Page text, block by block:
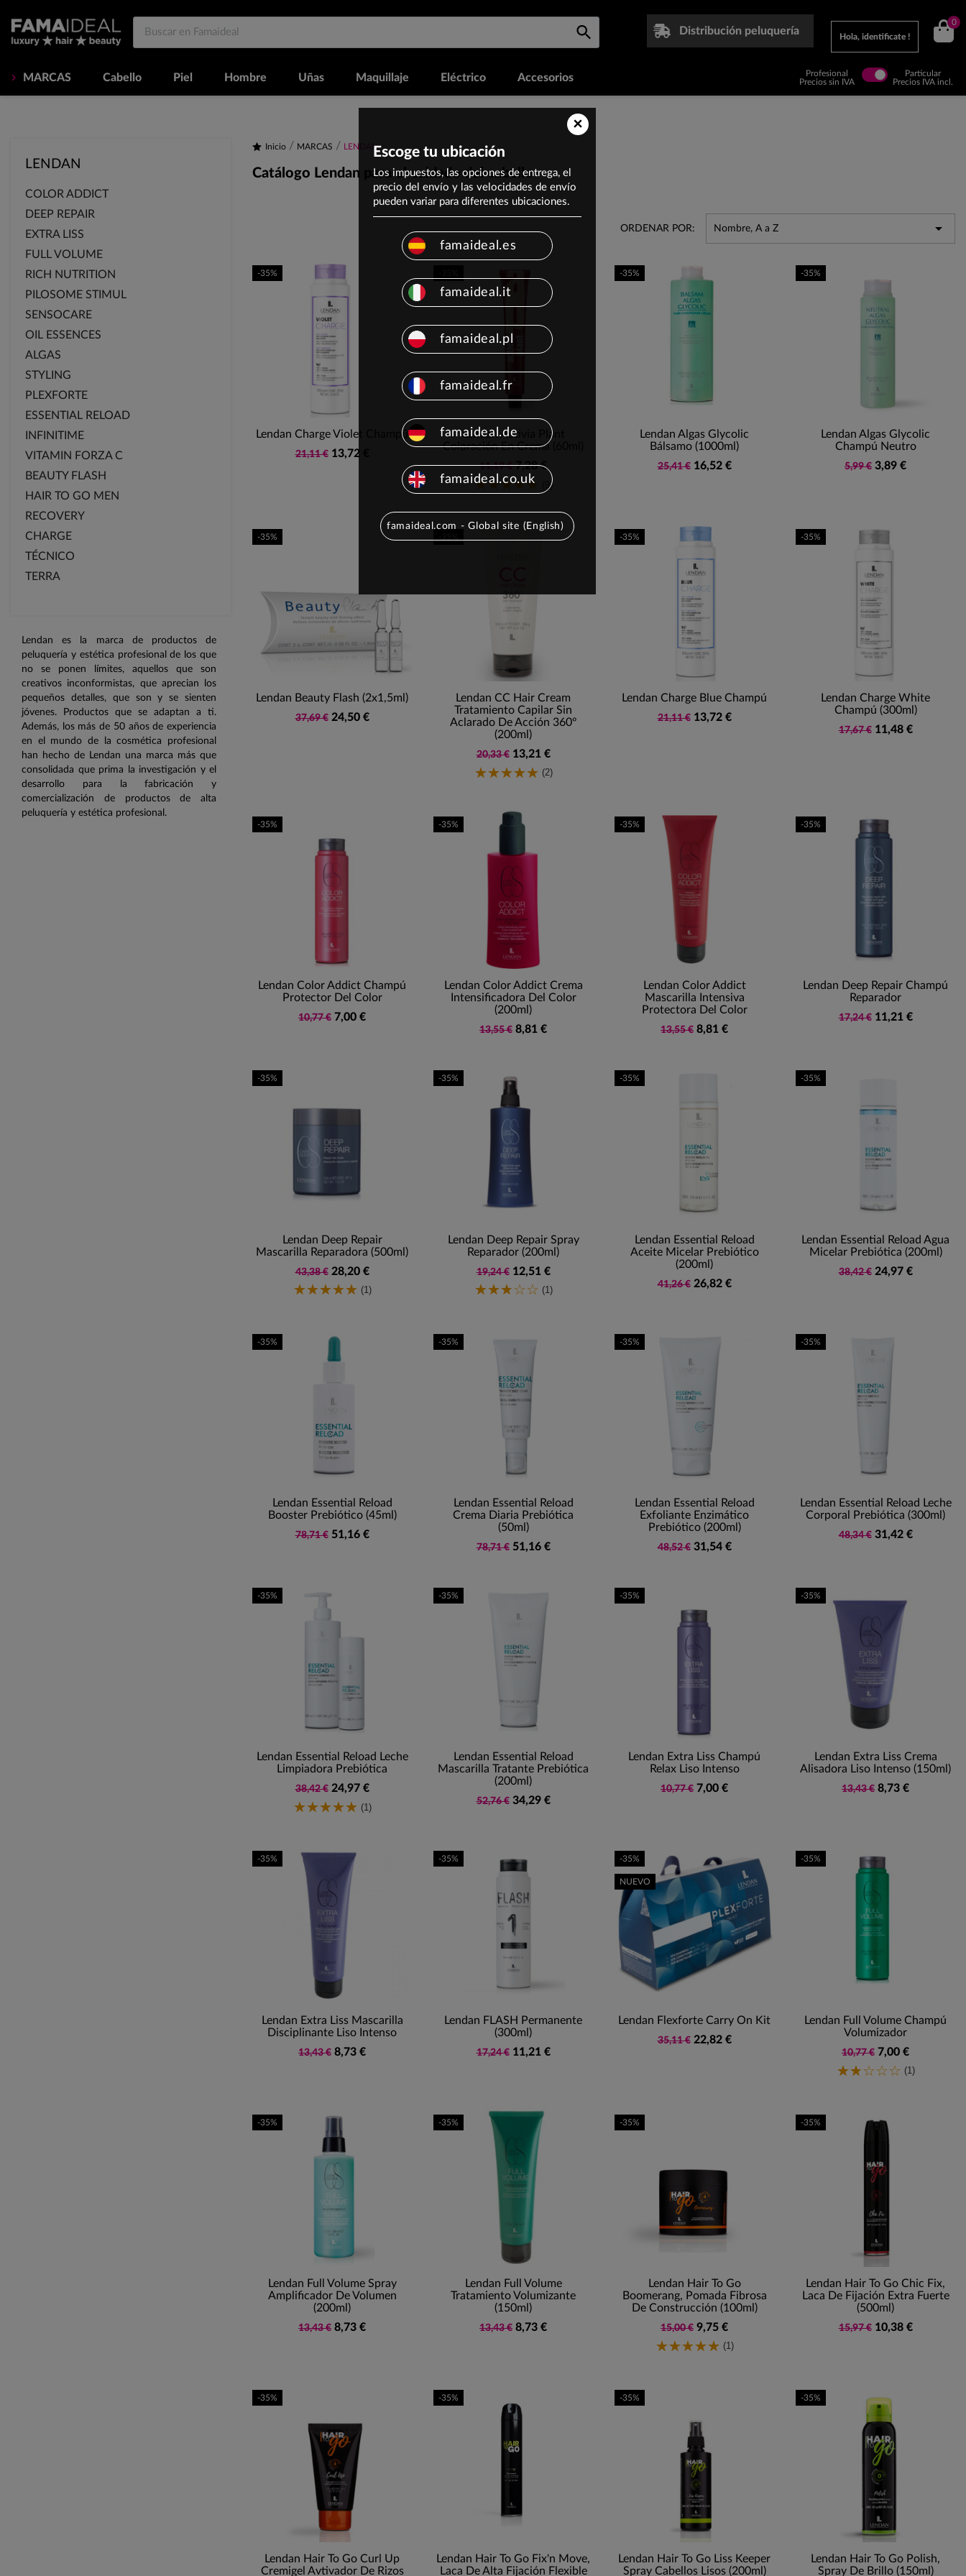
Distribución peluquería
Hola, identificate !
0
MARCAS Cabello Piel Hombre Uñas Maquillaje Eléctrico Accesorios
Profesional
Precios sin IVA
Particular
Precios IVA incl.
LENDAN
COLOR ADDICT
DEEP REPAIR
EXTRA LISS
FULL VOLUME
RICH NUTRITION
PILOSOME STIMUL
SENSOCARE
OIL ESSENCES
ALGAS
STYLING
PLEXFORTE
ESSENTIAL RELOAD
INFINITIME
VITAMIN FORZA C
BEAUTY FLASH
HAIR TO GO MEN
RECOVERY
CHARGE
TÉCNICO
TERRA
Lendan es la marca de productos de
peluquería y estética profesional de los que
no se ponen límites, aquellos que son
creativos inconformistas, que aprecian los
pequeños detalles, que son y se sienten
jóvenes. Productos que se adaptan a ti.
Además, los más de 50 años de experiencia
en el mundo de la cosmética profesional
han hecho de Lendan una marca más que
consolidada que prima la investigación y el
desarrollo para la fabricación y
comercialización de productos de alta
peluquería y estética profesional.
Inicio MARCAS LENDAN
Catálogo Lendan para el cuidado del cabello
ORDENAR POR: Nombre, A a Z 
Lendan Charge Violet Champú
21,11 € 13,72 €
-35%
Lendan Activia Plant
Coloración En Crema (60ml)
11,19 € 7,28 €
(9)
Lendan Algas Glycolic
Bálsamo (1000ml)
25,41 € 16,52 €
-35%
Lendan Algas Glycolic
Champú Neutro
5,99 € 3,89 €
-35%
Lendan Beauty Flash (2x1,5ml)
37,69 € 24,50 €
-35%
Lendan CC Hair Cream
Tratamiento Capilar Sin
Aclarado De Acción 360º
(200ml)
20,33 € 13,21 €
(2)
Lendan Charge Blue Champú
21,11 € 13,72 €
-35%
Lendan Charge White
Champú (300ml)
17,67 € 11,48 €
-35%
Lendan Color Addict Champú
Protector Del Color
10,77 € 7,00 €
-35%
Lendan Color Addict Crema
Intensificadora Del Color
(200ml)
13,55 € 8,81 €
-35%
Lendan Color Addict
Mascarilla Intensiva
Protectora Del Color
13,55 € 8,81 €
-35%
Lendan Deep Repair Champú
Reparador
17,24 € 11,21 €
-35%
Lendan Deep Repair
Mascarilla Reparadora (500ml)
43,38 € 28,20 €
(1)
-35%
Lendan Deep Repair Spray
Reparador (200ml)
19,24 € 12,51 €
(1)
-35%
Lendan Essential Reload
Aceite Micelar Prebiótico
(200ml)
41,26 € 26,82 €
-35%
Lendan Essential Reload Agua
Micelar Prebiótica (200ml)
38,42 € 24,97 €
-35%
Lendan Essential Reload
Booster Prebiótico (45ml)
78,71 € 51,16 €
-35%
Lendan Essential Reload
Crema Diaria Prebiótica
(50ml)
78,71 € 51,16 €
-35%
Lendan Essential Reload
Exfoliante Enzimático
Prebiótico (200ml)
48,52 € 31,54 €
-35%
Lendan Essential Reload Leche
Corporal Prebiótica (300ml)
48,34 € 31,42 €
-35%
Lendan Essential Reload Leche
Limpiadora Prebiótica
38,42 € 24,97 €
(1)
-35%
Lendan Essential Reload
Mascarilla Tratante Prebiótica
(200ml)
52,76 € 34,29 €
-35%
Lendan Extra Liss Champú
Relax Liso Intenso
10,77 € 7,00 €
-35%
Lendan Extra Liss Crema
Alisadora Liso Intenso (150ml)
13,43 € 8,73 €
-35%
Lendan Extra Liss Mascarilla
Disciplinante Liso Intenso
13,43 € 8,73 €
-35%
Lendan FLASH Permanente
(300ml)
17,24 € 11,21 €
-35%
Lendan Flexforte Carry On Kit
35,11 € 22,82 €
-35%
NUEVO
Lendan Full Volume Champú
Volumizador
10,77 € 7,00 €
(1)
-35%
Lendan Full Volume Spray
Amplificador De Volumen
(200ml)
13,43 € 8,73 €
-35%
Lendan Full Volume
Tratamiento Volumizante
(150ml)
13,43 € 8,73 €
-35%
Lendan Hair To Go
Boomerang, Pomada Fibrosa
De Construcción (100ml)
15,00 € 9,75 €
(1)
-35%
Lendan Hair To Go Chic Fix,
Laca De Fijación Extra Fuerte
(500ml)
15,97 € 10,38 €
-35%
Lendan Hair To Go Curl Up
Cremigel Avtivador De Rizos
-35%
Lendan Hair To Go Fix'n Move,
Laca De Alta Fijación Flexible
-35%
Lendan Hair To Go Liss Keeper
Spray Cabellos Lisos (200ml)
-35%
Lendan Hair To Go Polish,
Spray De Brillo (150ml)
-35%
×
Escoge tu ubicación
Los impuestos, las opciones de entrega, el
precio del envío y las velocidades de envío
pueden variar para diferentes ubicaciones.
famaideal.es
famaideal.it
famaideal.pl
famaideal.fr
famaideal.de
famaideal.co.uk
famaideal.com - Global site (English)